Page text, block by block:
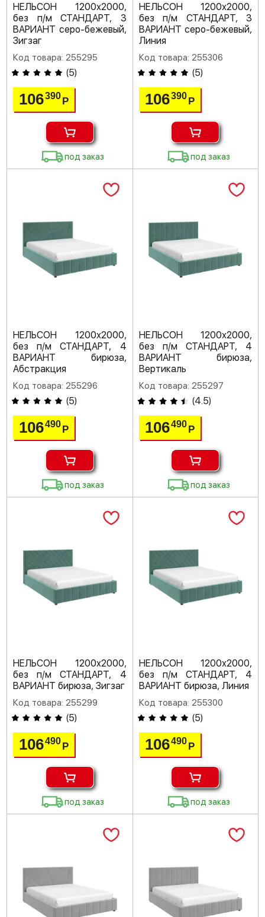
НЕЛЬСОН 1200х2000,
без п/м СТАНДАРТ, 3
ВАРИАНТ серо-бежевый,
Зигзаг
Код товара: 255295
(5)
106390Р
под заказ
НЕЛЬСОН 1200х2000,
без п/м СТАНДАРТ, 3
ВАРИАНТ серо-бежевый,
Линия
Код товара: 255306
(5)
106390 Р
под заказ
НЕЛЬСОН 1200х2000,
без п/м СТАНДАРТ, 4
ВАРИАНТ бирюза,
Абстракция
Код товара: 255296
(5)
106490Р
под заказ
НЕЛЬСОН 1200х2000,
без п/м СТАНДАРТ, 4
ВАРИАНТ бирюза,
Вертикаль
Код товара: 255297
(4.5)
106490 Р
под заказ
НЕЛЬСОН 1200х2000,
без п/м СТАНДАРТ, 4
ВАРИАНТ бирюза, Зигзаг
Код товара: 255299
(5)
106490Р
под заказ
НЕЛЬСОН 1200х2000,
без п/м СТАНДАРТ, 4
ВАРИАНТ бирюза, Линия
Код товара: 255300
(5)
106490 Р
под заказ